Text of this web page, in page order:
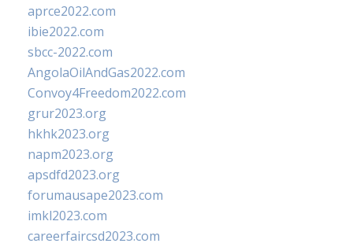
aprce2022.com
ibie2022.com
sbcc-2022.com
AngolaOilAndGas2022.com
Convoy4Freedom2022.com
grur2023.org
hkhk2023.org
napm2023.org
apsdfd2023.org
forumausape2023.com
imkl2023.com
careerfaircsd2023.com